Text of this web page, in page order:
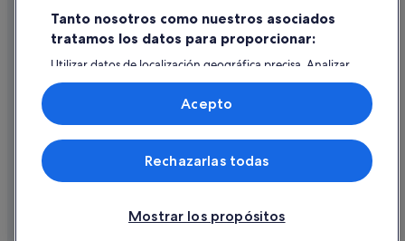
Utilizar un cupón de Expedia
Documentos para viajes internacionales
© 2026 Expedia, Inc., una empresa de Expedia Group. Todos los
derechos reservados. Expedia y el logotipo de Expedia son marcas
comerciales o marcas comerciales registradas de Expedia, Inc.
Tanto nosotros como nuestros asociados
tratamos los datos para proporcionar:
Utilizar datos de localización geográfica precisa. Analizar
activamente las características del dispositivo para su
identificación. Almacenar la información en un dispositivo
y/o acceder a ella. Publicidad y contenido personalizados,
medición de publicidad y contenido, investigación de
audiencia y desarrollo de servicios.
Lista de asociados (proveedores)
Mostrar los propósitos
Rechazarlas todas
Acepto